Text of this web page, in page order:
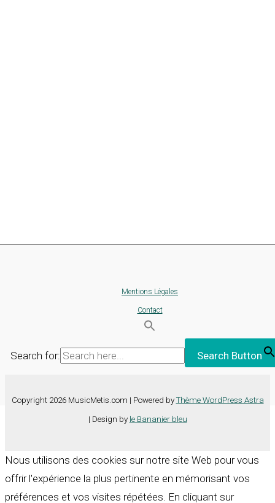
Mentions Légales
Contact
Search for: Search Button
Copyright 2026 MusicMetis.com | Powered by Thème WordPress Astra
| Design by le Bananier bleu
Nous utilisons des cookies sur notre site Web pour vous
offrir l'expérience la plus pertinente en mémorisant vos
préférences et vos visites répétées. En cliquant sur